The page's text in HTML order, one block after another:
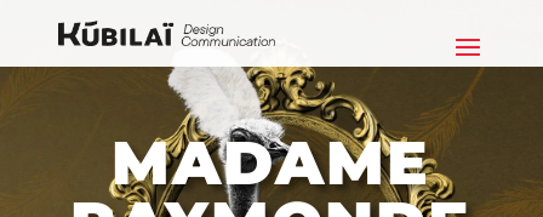
MADAME